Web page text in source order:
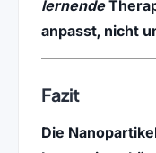
lernende
anpasst, nicht
Fazit
Die